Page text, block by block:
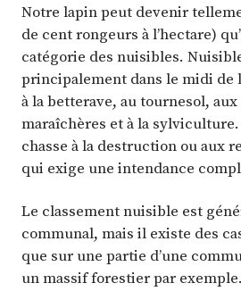
Notre lapin peut devenir
de cent rongeurs à l’hectare)
catégorie des nuisibles.
principalement dans le midi de
à la betterave, au tournesol,
maraîchères et à la sylviculture.
chasse à la destruction ou aux
qui exige une intendance
Le classement nuisible est
communal, mais il existe des
que sur une partie d’une
un massif forestier par exemple.